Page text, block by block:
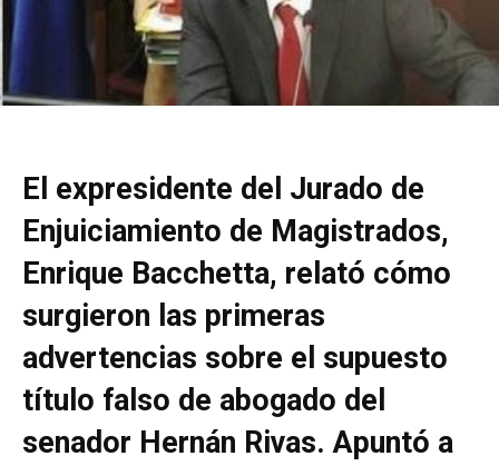
El expresidente del Jurado de
Enjuiciamiento de Magistrados,
Enrique Bacchetta, relató cómo
surgieron las primeras
advertencias sobre el supuesto
título falso de abogado del
senador Hernán Rivas. Apuntó a